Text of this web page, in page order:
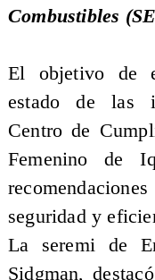
Combustibles
El objetivo de
estado de las
Centro de
Femenino de
seguridad y
La seremi de
Sidgman,